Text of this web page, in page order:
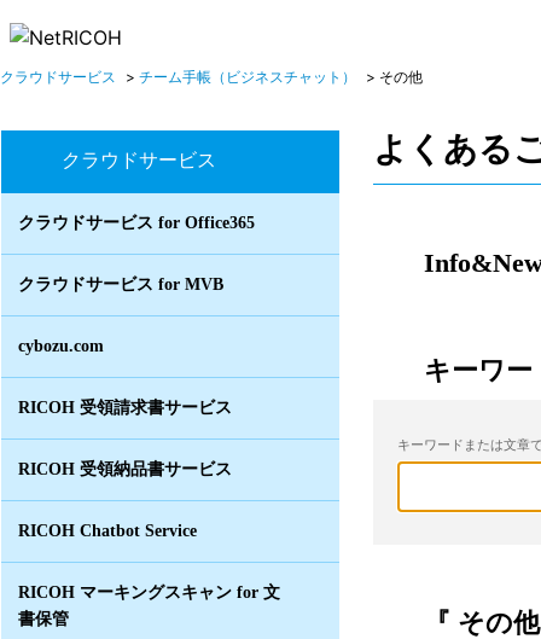
クラウドサービス > チーム手帳（ビジネスチャット） > その他
クラウドサービス
クラウドサービス for Office365
クラウドサービス for MVB
cybozu.com
RICOH 受領請求書サービス
RICOH 受領納品書サービス
RICOH Chatbot Service
RICOH マーキングスキャン for 文
書保管
よくある
キーワー
キーワードまたは文章
『 その